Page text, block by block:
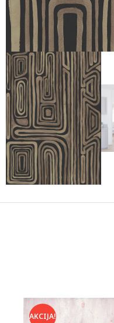
AKCIJA!